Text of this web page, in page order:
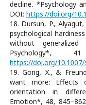
decline. *Psychology
DOI: https://doi.org/
18. Dursun, P.,
psychological
without
Psychology*,
https://doi.org/10.1007/
19. Gong, X., &
want more: Effects
orientation in
Emotion*, 48,